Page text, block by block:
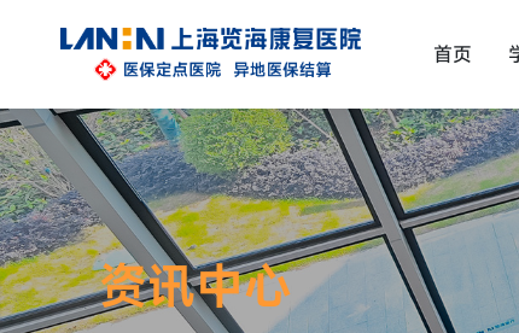
首页
资讯中心